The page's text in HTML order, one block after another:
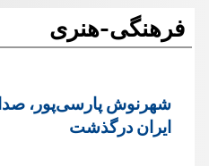
فرهنگی-هنری
شهرنوش پارسی‌پور،
ایران درگذشت